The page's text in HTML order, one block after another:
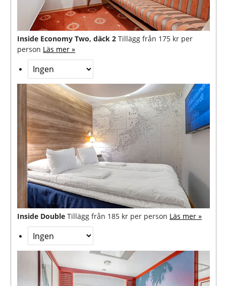
Inside Economy Two, däck 2 Tillägg från 175 kr per
person Läs mer »
Inside Double Tillägg från 185 kr per person Läs mer »